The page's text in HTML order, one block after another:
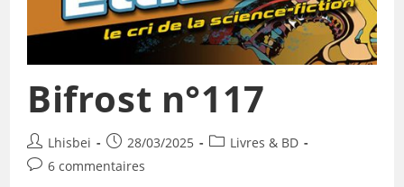
Bifrost n°117
Lhisbei 28/03/2025
Livres & BD
6 commentaires